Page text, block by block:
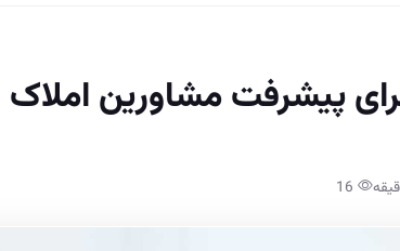
پیشرفت مشاورین املاک